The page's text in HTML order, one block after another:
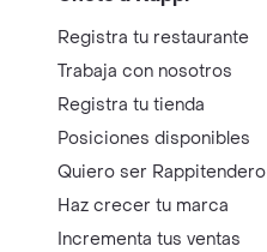
Registra tu restaurante
Trabaja con nosotros
Registra tu tienda
Posiciones disponibles
Quiero ser Rappitendero
Haz crecer tu marca
Incrementa tus ventas